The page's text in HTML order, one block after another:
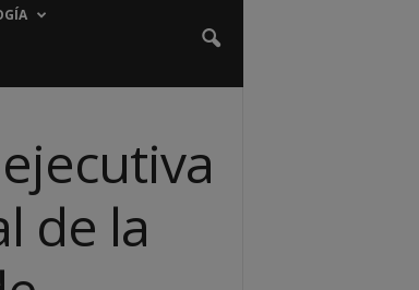
de la